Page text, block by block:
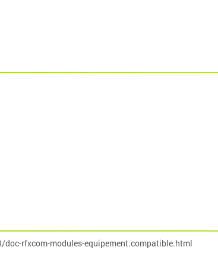
rfxcom-modules-equipement.compatible.html